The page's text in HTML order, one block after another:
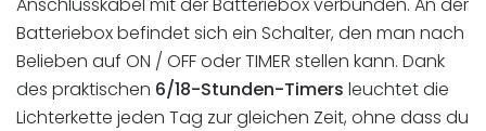
Batteriebox befindet sich ein Schalter, den man nach
Belieben auf ON / OFF oder TIMER stellen kann. Dank
des praktischen 6/18-Stunden-Timers leuchtet die
Lichterkette jeden Tag zur gleichen Zeit, ohne dass du